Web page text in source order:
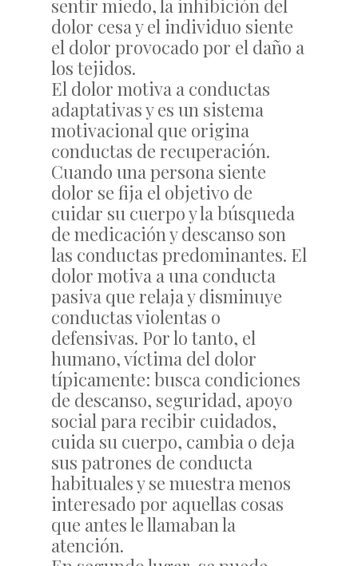
sentir miedo, la inhibición del
dolor cesa y el individuo siente
el dolor provocado por el daño a
los tejidos.
El dolor motiva a conductas
adaptativas y es un sistema
motivacional que origina
conductas de recuperación.
Cuando una persona siente
dolor se fija el objetivo de
cuidar su cuerpo y la búsqueda
de medicación y descanso son
las conductas predominantes. El
dolor motiva a una conducta
pasiva que relaja y disminuye
conductas violentas o
defensivas. Por lo tanto, el
humano, víctima del dolor
típicamente: busca condiciones
de descanso, seguridad, apoyo
social para recibir cuidados,
cuida su cuerpo, cambia o deja
sus patrones de conducta
habituales y se muestra menos
interesado por aquellas cosas
que antes le llamaban la
atención.